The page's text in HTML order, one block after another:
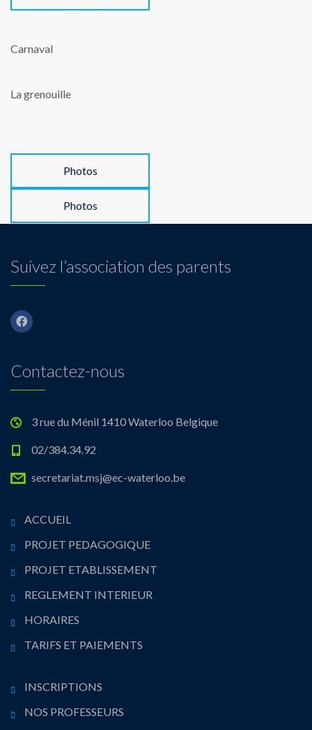
Carnaval
La grenouille
Photos
Photos
Suivez l’association des parents
Contactez-nous
3 rue du Ménil 1410 Waterloo Belgique
02/384.34.92
secretariat.msj@ec-waterloo.be
ACCUEIL
PROJET PEDAGOGIQUE
PROJET ETABLISSEMENT
REGLEMENT INTERIEUR
HORAIRES
TARIFS ET PAIEMENTS
INSCRIPTIONS
NOS PROFESSEURS